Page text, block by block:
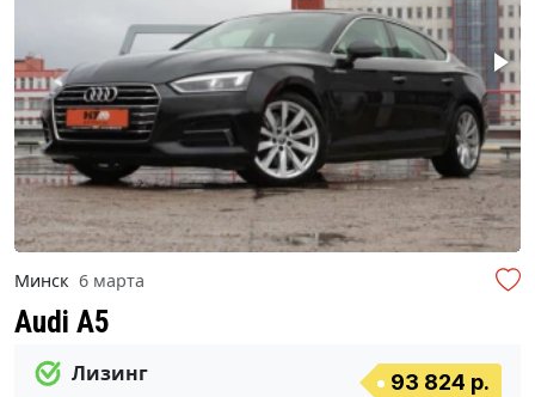
Минск 6 марта
Audi A5
Лизинг
93 824 р.